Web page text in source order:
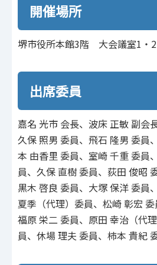
開催場所
堺市役所本館3階 大会議室1・2
出席委員
嘉名 光市 会長、波床 正敏 副会
久保 照男 委員、飛石 隆男 委員
本 由香里 委員、室崎 千重 委員
員、久保 直樹 委員、荻田 俊昭
黒木 啓良 委員、大塚 保洋 委員
夏季（代理）委員、松崎 彰宏 委
福原 栄二 委員、原田 幸治（代
員、休場 理夫 委員、柿本 貴紀